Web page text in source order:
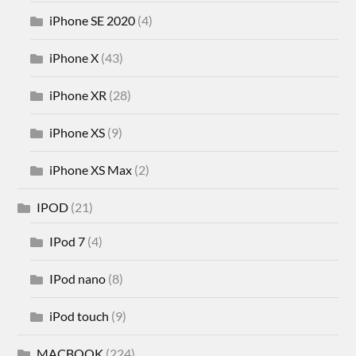
iPhone SE 2020 (4)
iPhone X (43)
iPhone XR (28)
iPhone XS (9)
iPhone XS Max (2)
IPOD (21)
IPod 7 (4)
IPod nano (8)
iPod touch (9)
MACBOOK (224)